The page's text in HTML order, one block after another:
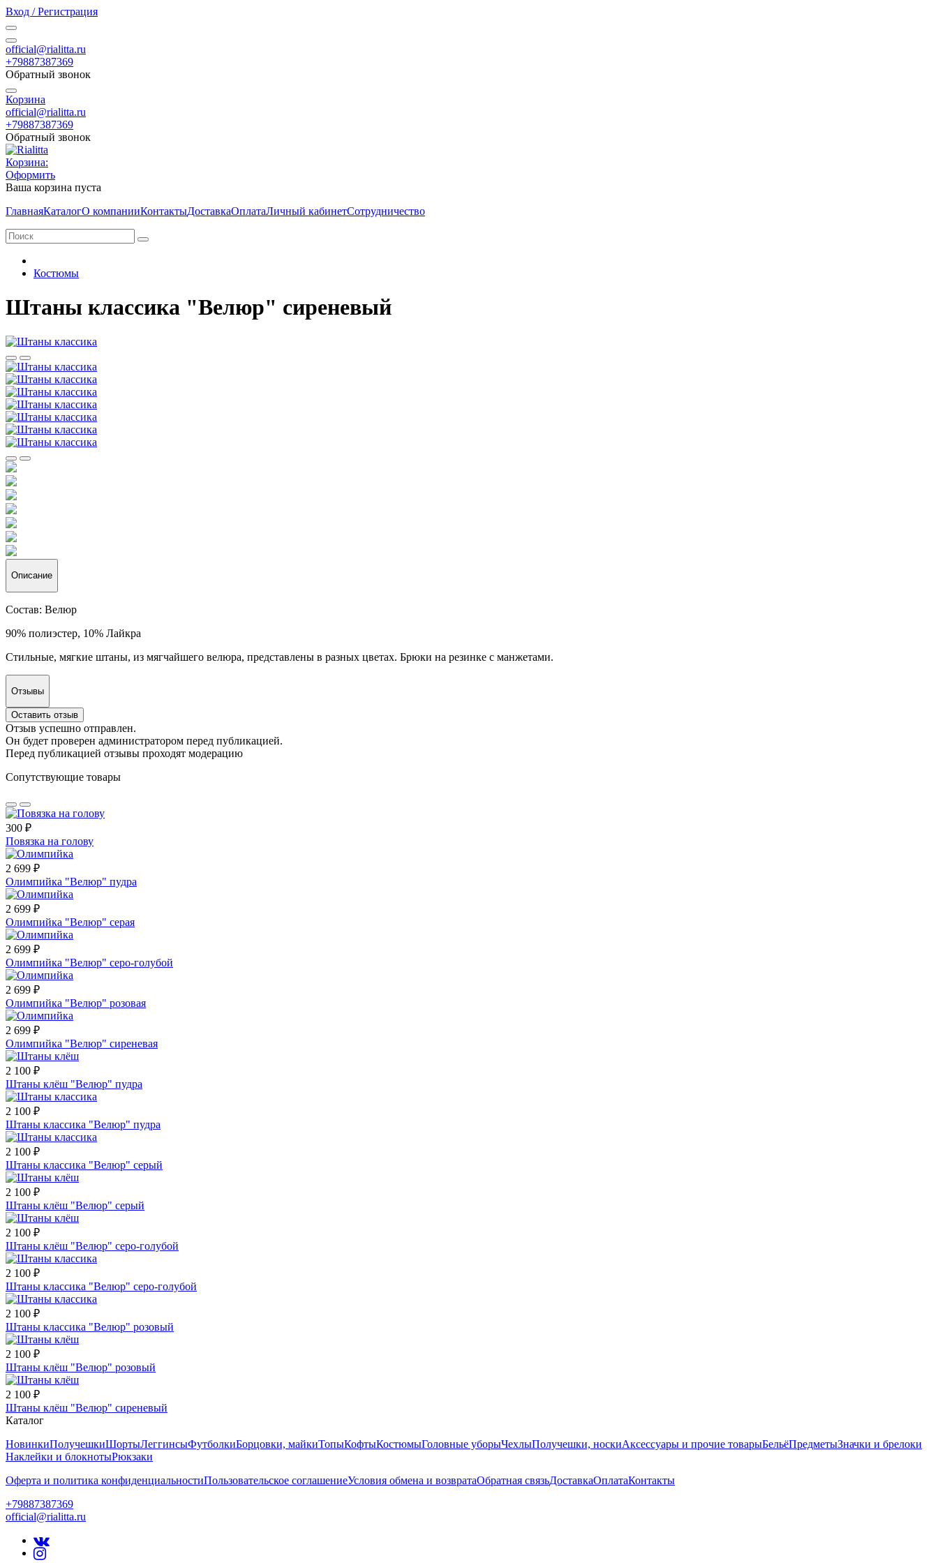
Вход / Регистрация
official@rialitta.ru
+79887387369
Обратный звонок
Корзина
official@rialitta.ru
+79887387369
Обратный звонок
Корзина:
Оформить
Ваша корзина пуста
ГлавнаяКаталогО компанииКонтактыДоставкаОплатаЛичный кабинетСотрудничество
Костюмы
Штаны классика "Велюр" сиреневый
Описание
Состав: Велюр
90% полиэстер, 10% Лайкра
Стильные, мягкие штаны, из мягчайшего велюра, представлены в разных цветах. Брюки на резинке с манжетами.
Отзывы
Оставить отзыв
Отзыв успешно отправлен.
Он будет проверен администратором перед публикацией.
Перед публикацией отзывы проходят модерацию
Сопутствующие товары
300 ₽
Повязка на голову
2 699 ₽
Олимпийка "Велюр" пудра
2 699 ₽
Олимпийка "Велюр" серая
2 699 ₽
Олимпийка "Велюр" серо-голубой
2 699 ₽
Олимпийка "Велюр" розовая
2 699 ₽
Олимпийка "Велюр" сиреневая
2 100 ₽
Штаны клёш "Велюр" пудра
2 100 ₽
Штаны классика "Велюр" пудра
2 100 ₽
Штаны классика "Велюр" серый
2 100 ₽
Штаны клёш "Велюр" серый
2 100 ₽
Штаны клёш "Велюр" серо-голубой
2 100 ₽
Штаны классика "Велюр" серо-голубой
2 100 ₽
Штаны классика "Велюр" розовый
2 100 ₽
Штаны клёш "Велюр" розовый
2 100 ₽
Штаны клёш "Велюр" сиреневый
Каталог
НовинкиПолучешкиШортыЛеггинсыФутболкиБорцовки, майкиТопыКофтыКостюмыГоловные уборыЧехлыПолучешки, носкиАксессуары и прочие товарыБельёПредметыЗначки и брелоки
Наклейки и блокнотыРюкзаки
Оферта и политика конфиденциальностиПользовательское соглашениеУсловия обмена и возвратаОбратная связьДоставкаОплатаКонтакты
+79887387369
official@rialitta.ru